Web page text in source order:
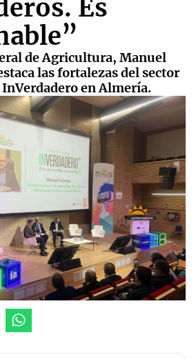
Es
de Agricultura, Manuel
las fortalezas del sector
en Almería.